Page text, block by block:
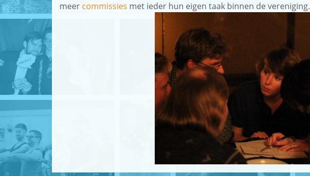
meer commissies met ieder hun eigen taak binnen de vereniging.